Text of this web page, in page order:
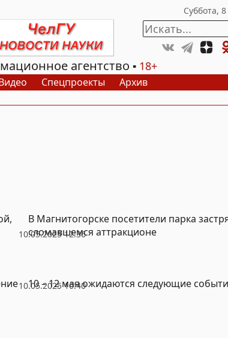
агентство
18+
Спецпроекты Архив
10.05.2025 12:36
В Магнитогорске посетители парка
сломавшемся аттракционе
10.05.2025 10:40
10 – 12 мая ожидаются следующие